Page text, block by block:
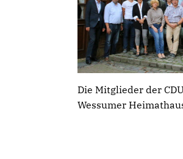
Die Mitglieder der
Wessumer